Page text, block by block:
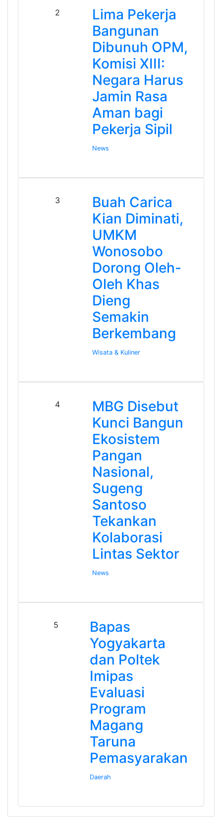
2
Lima Pekerja
Bangunan
Dibunuh OPM,
Komisi XIII:
Negara Harus
Jamin Rasa
Aman bagi
Pekerja Sipil
News
3
Buah Carica
Kian Diminati,
UMKM
Wonosobo
Dorong Oleh-
Oleh Khas
Dieng
Semakin
Berkembang
Wisata & Kuliner
4
MBG Disebut
Kunci Bangun
Ekosistem
Pangan
Nasional,
Sugeng
Santoso
Tekankan
Kolaborasi
Lintas Sektor
News
5
Bapas
Yogyakarta
dan Poltek
Imipas
Evaluasi
Program
Magang
Taruna
Pemasyarakan
Daerah